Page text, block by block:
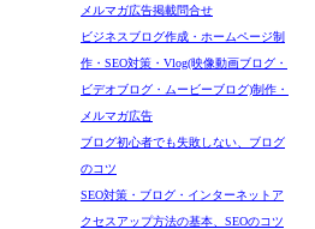
メルマガ広告掲載問合せ
ビジネスブログ作成・ホームページ制
作・SEO対策・Vlog(映像動画ブログ・
ビデオブログ・ムービーブログ)制作・
メルマガ広告
ブログ初心者でも失敗しない、ブログ
のコツ
SEO対策・ブログ・インターネットア
クセスアップ方法の基本、SEOのコツ